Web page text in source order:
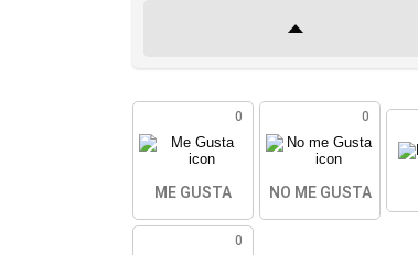
0
ME GUSTA
0
NO ME GUSTA
0